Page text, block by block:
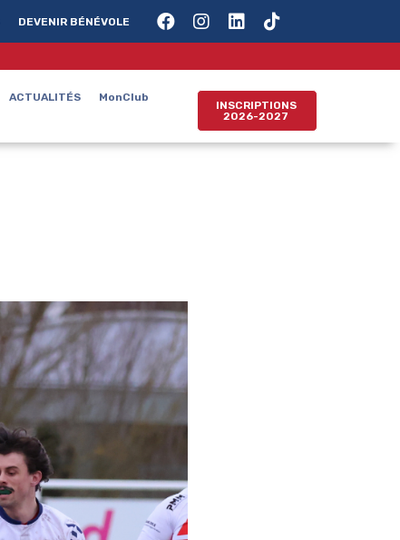
DEVENIR BÉNÉVOLE
ACTUALITÉS MonClub
INSCRIPTIONS
2026-2027